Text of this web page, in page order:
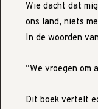
Wie dacht dat
ons land, niets
In de woorden
“We vroegen om
Dit boek vertelt